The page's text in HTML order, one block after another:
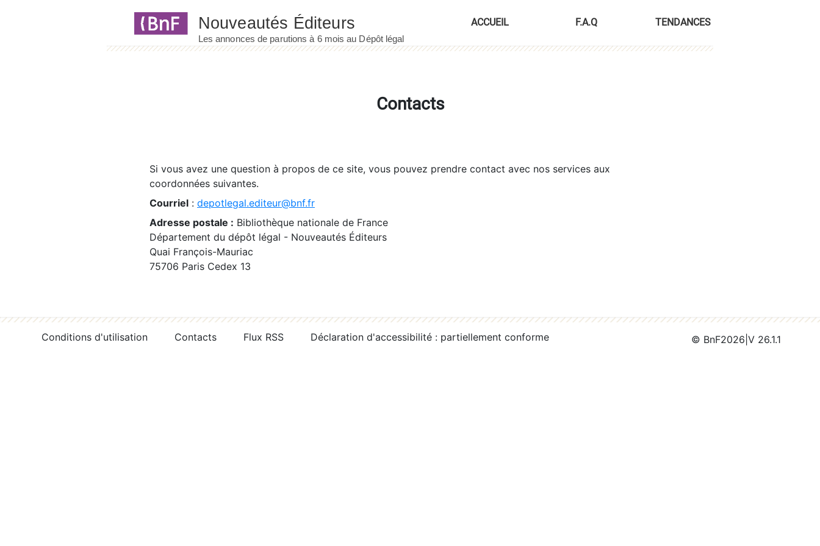
ACCUEIL F.A.Q TENDANCES
Contacts
Si vous avez une question à propos de ce site, vous pouvez prendre contact avec nos services aux
coordonnées suivantes.
Courriel : depotlegal.editeur@bnf.fr
Adresse postale : Bibliothèque nationale de France
Département du dépôt légal - Nouveautés Éditeurs
Quai François-Mauriac
75706 Paris Cedex 13
Conditions d'utilisation Contacts Flux RSS Déclaration d'accessibilité : partiellement conforme © BnF2026 V 26.1.1